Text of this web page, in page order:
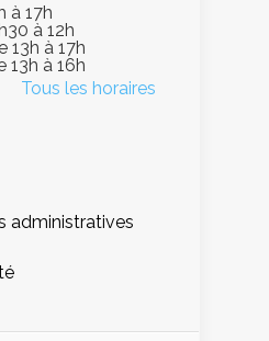
à 17h
à 12h
13h à 17h
13h à 16h
Tous les horaires
administratives